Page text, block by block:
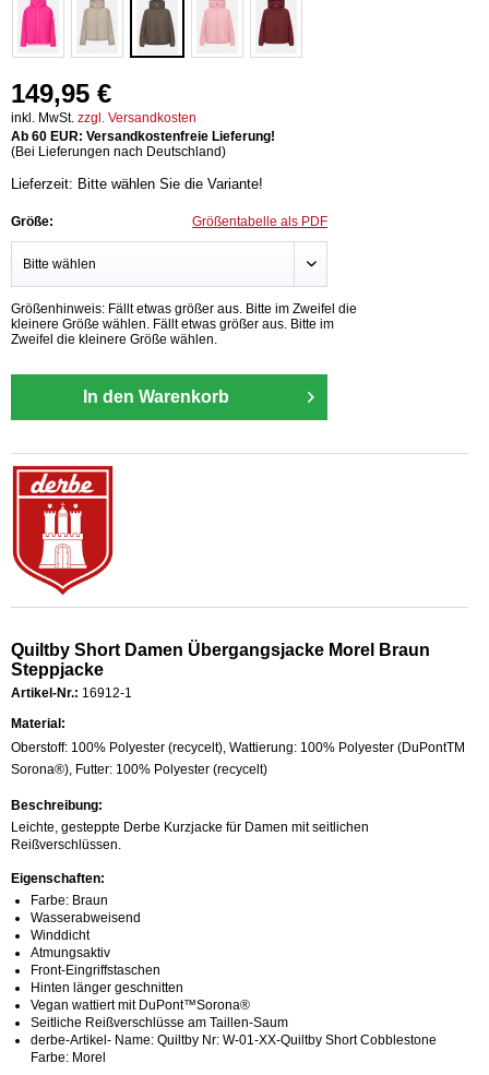
149,95 €
inkl. MwSt. zzgl. Versandkosten
Ab 60 EUR: Versandkostenfreie Lieferung!
(Bei Lieferungen nach Deutschland)
Lieferzeit: Bitte wählen Sie die Variante!
Größe: Größentabelle als PDF
Größenhinweis: Fällt etwas größer aus. Bitte im Zweifel die
kleinere Größe wählen. Fällt etwas größer aus. Bitte im
Zweifel die kleinere Größe wählen.
In den Warenkorb
Quiltby Short Damen Übergangsjacke Morel Braun
Steppjacke
Artikel-Nr.: 16912-1
Material:
Oberstoff: 100% Polyester (recycelt), Wattierung: 100% Polyester (DuPontTM
Sorona®), Futter: 100% Polyester (recycelt)
Beschreibung:
Leichte, gesteppte Derbe Kurzjacke für Damen mit seitlichen
Reißverschlüssen.
Eigenschaften:
Farbe: Braun
Wasserabweisend
Winddicht
Atmungsaktiv
Front-Eingriffstaschen
Hinten länger geschnitten
Vegan wattiert mit DuPont™Sorona®
Seitliche Reißverschlüsse am Taillen-Saum
derbe-Artikel- Name: Quiltby Nr: W-01-XX-Quiltby Short Cobblestone
Farbe: Morel